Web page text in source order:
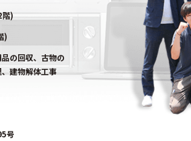
)
)
の回収、古物の
建物解体工事
号